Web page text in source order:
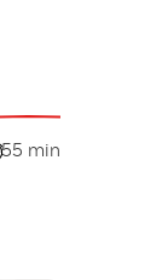
55 min